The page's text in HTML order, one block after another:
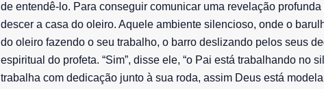
de entendê-lo. Para conseguir comunicar uma revelação
descer a casa do oleiro. Aquele ambiente silencioso, onde o
do oleiro fazendo o seu trabalho, o barro deslizando pelos seus
espiritual do profeta. “Sim”, disse ele, “o Pai está trabalhando no
trabalha com dedicação junto à sua roda, assim Deus está